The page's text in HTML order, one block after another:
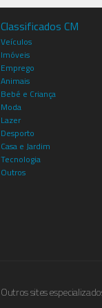
Classificados CM
Veículos
Imóveis
Emprego
Animais
Bebé e Criança
Moda
Lazer
Desporto
Casa e Jardim
Tecnologia
Outros
Outros sites